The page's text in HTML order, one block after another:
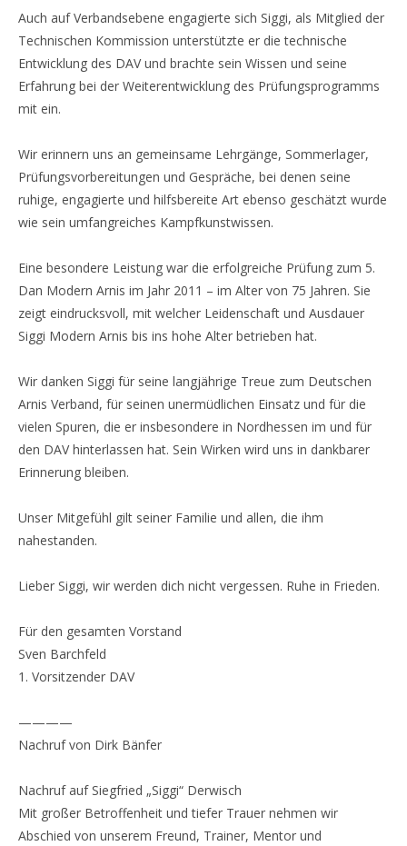
Auch auf Verbandsebene engagierte sich Siggi, als Mitglied der
Technischen Kommission unterstützte er die technische
Entwicklung des DAV und brachte sein Wissen und seine
Erfahrung bei der Weiterentwicklung des Prüfungsprogramms
mit ein.
Wir erinnern uns an gemeinsame Lehrgänge, Sommerlager,
Prüfungsvorbereitungen und Gespräche, bei denen seine
ruhige, engagierte und hilfsbereite Art ebenso geschätzt wurde
wie sein umfangreiches Kampfkunstwissen.
Eine besondere Leistung war die erfolgreiche Prüfung zum 5.
Dan Modern Arnis im Jahr 2011 – im Alter von 75 Jahren. Sie
zeigt eindrucksvoll, mit welcher Leidenschaft und Ausdauer
Siggi Modern Arnis bis ins hohe Alter betrieben hat.
Wir danken Siggi für seine langjährige Treue zum Deutschen
Arnis Verband, für seinen unermüdlichen Einsatz und für die
vielen Spuren, die er insbesondere in Nordhessen im und für
den DAV hinterlassen hat. Sein Wirken wird uns in dankbarer
Erinnerung bleiben.
Unser Mitgefühl gilt seiner Familie und allen, die ihm
nahestanden.
Lieber Siggi, wir werden dich nicht vergessen. Ruhe in Frieden.
Für den gesamten Vorstand
Sven Barchfeld
1. Vorsitzender DAV
————
Nachruf von Dirk Bänfer
Nachruf auf Siegfried „Siggi“ Derwisch
Mit großer Betroffenheit und tiefer Trauer nehmen wir
Abschied von unserem Freund, Trainer, Mentor und